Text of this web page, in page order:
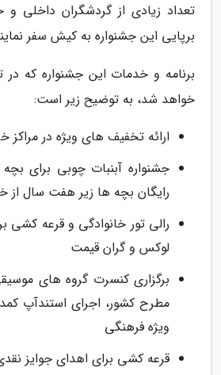
تعداد زیادی از گردشگران داخلی
برپایی این جشنواره به کیش سفر
خواهد شد، به توضیح زیر است:
ارائه تخفیف های ویژه در مراکز
جشنواره آبنبات چوبی برای
رایگان بچه ها زیر هفت سال
رالی تور خانوادگی و قرعه کشی
لوکس و گران قیمت
برگزاری کنسرت گروه های
مطرح کشور، اجرای استندآپ
ویژه فرهنگی
قرعه کشی برای اهدای جوایز